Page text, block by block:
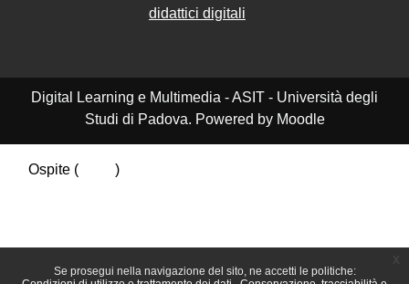
Se prosegui nella navigazione del sito, ne accetti le politiche:
didattici digitali
Digital Learning e Multimedia - ASIT - Università degli
Studi di Padova. Powered by Moodle
Ospite (
)